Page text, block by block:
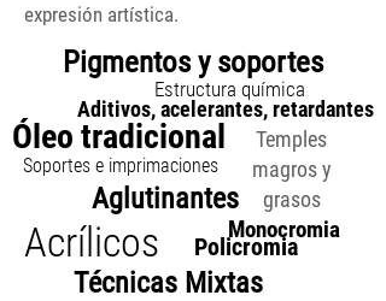
expresión artística.
Óleo tradicional
Temples
magros y
grasos
Pigmentos y soportes
Aglutinantes
Aditivos, acelerantes, retardantes
Estructura química
Acrílicos
Soportes e imprimaciones
Monocromia
Policromia
Técnicas Mixtas